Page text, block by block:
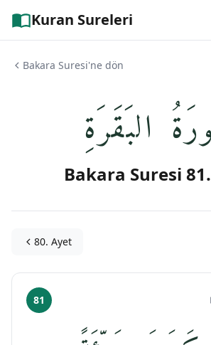
Kuran Sureleri
Bakara Suresi'ne dön
البَقَرَةِ
Bakara Suresi
80. Ayet
81